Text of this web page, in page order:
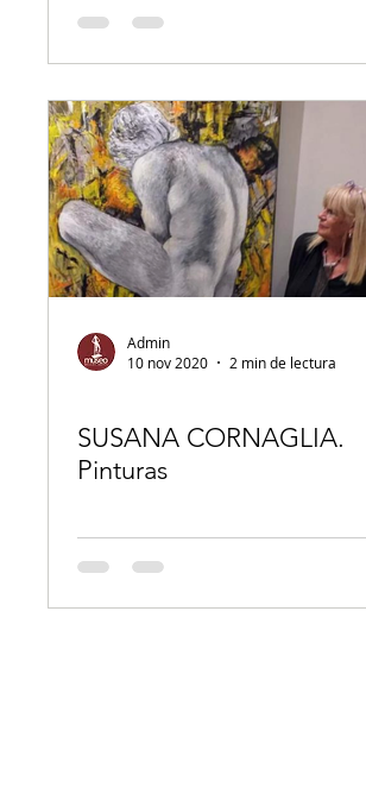
Admin
10 nov 2020
2 min de lectura
SUSANA CORNAGLIA.
Pinturas